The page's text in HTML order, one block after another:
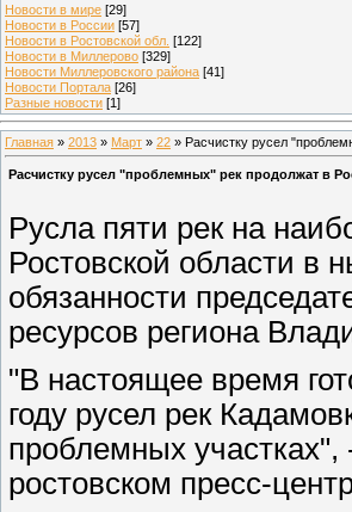
Новости в мире [29]
Новости в России [57]
Новости в Ростовской обл. [122]
Новости в Миллерово [329]
Новости Миллеровского района [41]
Новости Портала [26]
Разные новости [1]
Главная » 2013 » Март » 22 » Расчистку русел
Расчистку русел "проблемных" рек продолжат в
Русла пяти рек на
Ростовской области
обязанности
ресурсов региона
"В настоящее время
году русел рек
проблемных
ростовском пресс-